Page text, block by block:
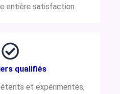
entière satisfaction.
qualifiés
et expérimentés,